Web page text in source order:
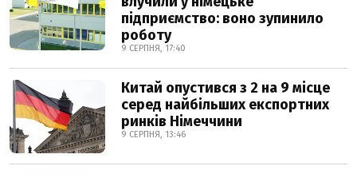
підприємство: воно зупинило
роботу
9 СЕРПНЯ, 17:40
Китай опустився з 2 на 9 місце
серед найбільших експортних
ринків Німеччини
9 СЕРПНЯ, 13:46